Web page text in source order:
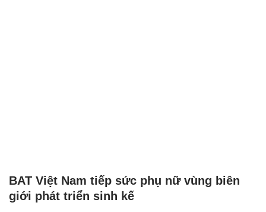
BAT Việt Nam tiếp sức phụ nữ vùng biên
giới phát triển sinh kế